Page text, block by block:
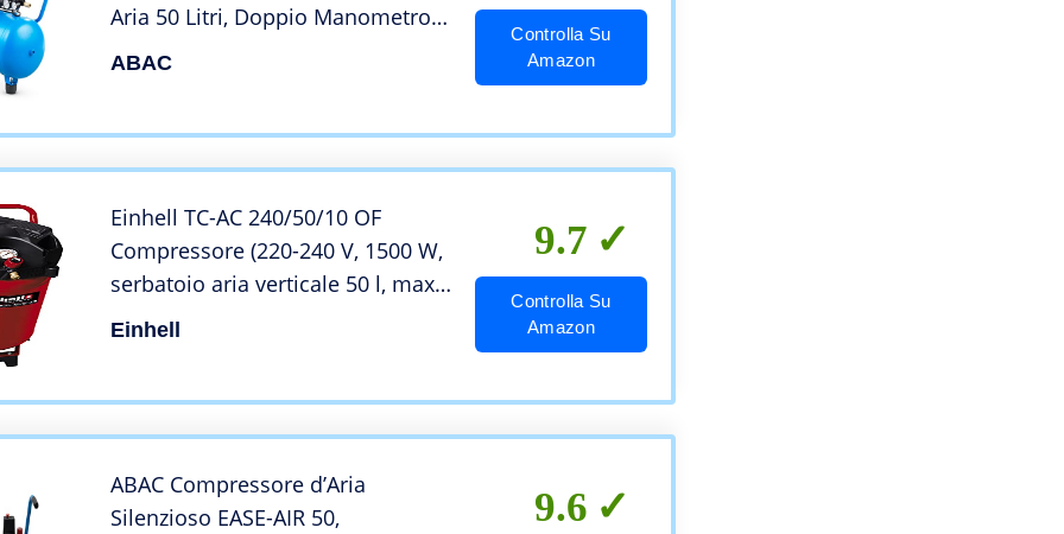
Aria 50 Litri, Doppio Manometro,
Pressione Massima 10 Bar,
ABAC
Controlla Su
Amazon
Einhell TC-AC 240/50/10 OF
Compressore (220-240 V, 1500 W,
serbatoio aria verticale 50 l, max
10 bar, portata aria max 173
Einhell
9.7
Controlla Su
Amazon
ABAC Compressore d’Aria
Silenzioso EASE-AIR 50,
9.6